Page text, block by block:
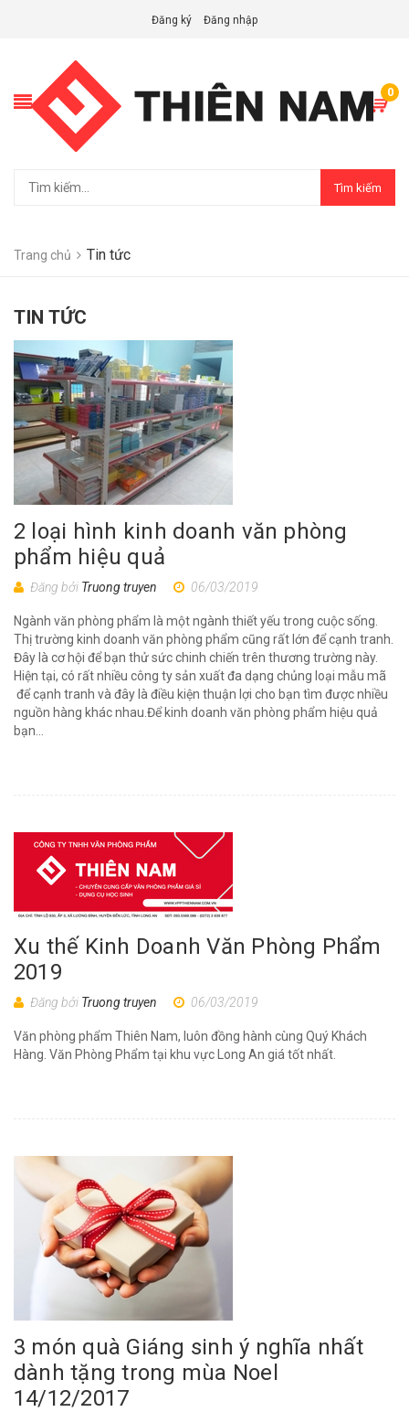
Đăng ký Đăng nhập
0
Tìm kiếm
Trang chủ Tin tức
TIN TỨC
2 loại hình kinh doanh văn phòng
phẩm hiệu quả
Đăng bởi Truong truyen 06/03/2019
Ngành văn phòng phẩm là một ngành thiết yếu trong cuộc sống.
Thị trường kinh doanh văn phòng phẩm cũng rất lớn để cạnh tranh.
Đây là cơ hội để bạn thử sức chinh chiến trên thương trường này.
Hiện tại, có rất nhiều công ty sản xuất đa dạng chủng loại mẫu mã
để cạnh tranh và đây là điều kiện thuận lợi cho bạn tìm được nhiều
nguồn hàng khác nhau.Để kinh doanh văn phòng phẩm hiệu quả
bạn...
Xu thế Kinh Doanh Văn Phòng Phẩm
2019
Đăng bởi Truong truyen 06/03/2019
Văn phòng phẩm Thiên Nam, luôn đồng hành cùng Quý Khách
Hàng. Văn Phòng Phẩm tại khu vực Long An giá tốt nhất.
3 món quà Giáng sinh ý nghĩa nhất
dành tặng trong mùa Noel
14/12/2017